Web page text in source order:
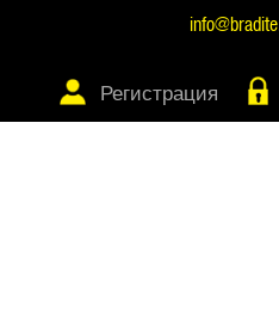
Регистрация